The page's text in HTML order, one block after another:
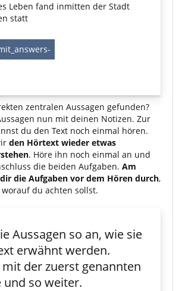
Leben fand inmitten der Stadt
statt
zentralen Aussagen gefunden?
nun mit deinen Notizen. Zur
du den Text noch einmal hören.
den Hörtext wieder etwas
. Höre ihn noch einmal an und
die beiden Aufgaben. Am
die Aufgaben vor dem Hören durch,
du achten sollst.
Aussagen so an, wie sie
erwähnt werden.
mit der zuerst genannten
und so weiter.